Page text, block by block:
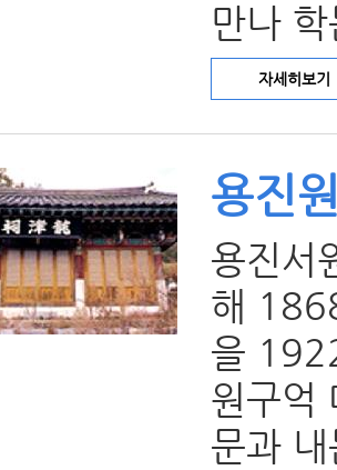
만나
자세히보기
용진
용진서
해
을
원구억
문과